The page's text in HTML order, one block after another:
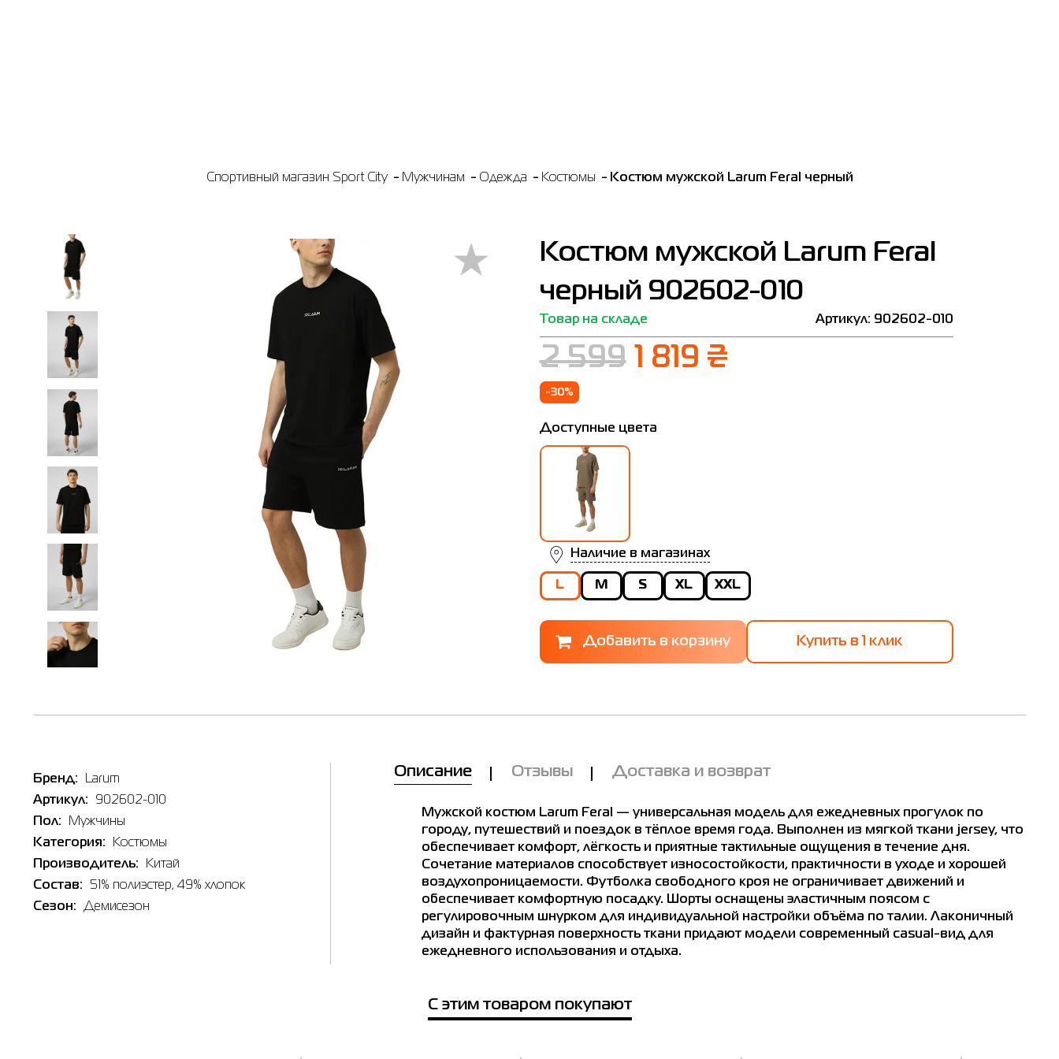
Спортивный магазин Sport City Мужчинам Одежда Костюмы Костюм мужской Larum Feral черный
Костюм мужской Larum Feral
черный 902602-010
Товар на складе Артикул: 902602-010
2 599 1 819 ₴
-30%
Доступные цвета
Наличие в магазинах
L M S XL XXL
Купить в 1 клик
Мы Вам позвоним!
Бренд:
Larum
Артикул:
902602-010
Пол:
Мужчины
Категория:
Костюмы
Производитель:
Китай
Состав:
51% полиэстер, 49% хлопок
Сезон:
Демисезон
Описание Отзывы Доставка и возврат
Мужской костюм Larum Feral — универсальная модель для ежедневных прогулок по
городу, путешествий и поездок в тёплое время года. Выполнен из мягкой ткани jersey, что
обеспечивает комфорт, лёгкость и приятные тактильные ощущения в течение дня.
Сочетание материалов способствует износостойкости, практичности в уходе и хорошей
воздухопроницаемости. Футболка свободного кроя не ограничивает движений и
обеспечивает комфортную посадку. Шорты оснащены эластичным поясом с
регулировочным шнурком для индивидуальной настройки объёма по талии. Лаконичный
дизайн и фактурная поверхность ткани придают модели современный casual-вид для
ежедневного использования и отдыха.
С этим товаром покупают